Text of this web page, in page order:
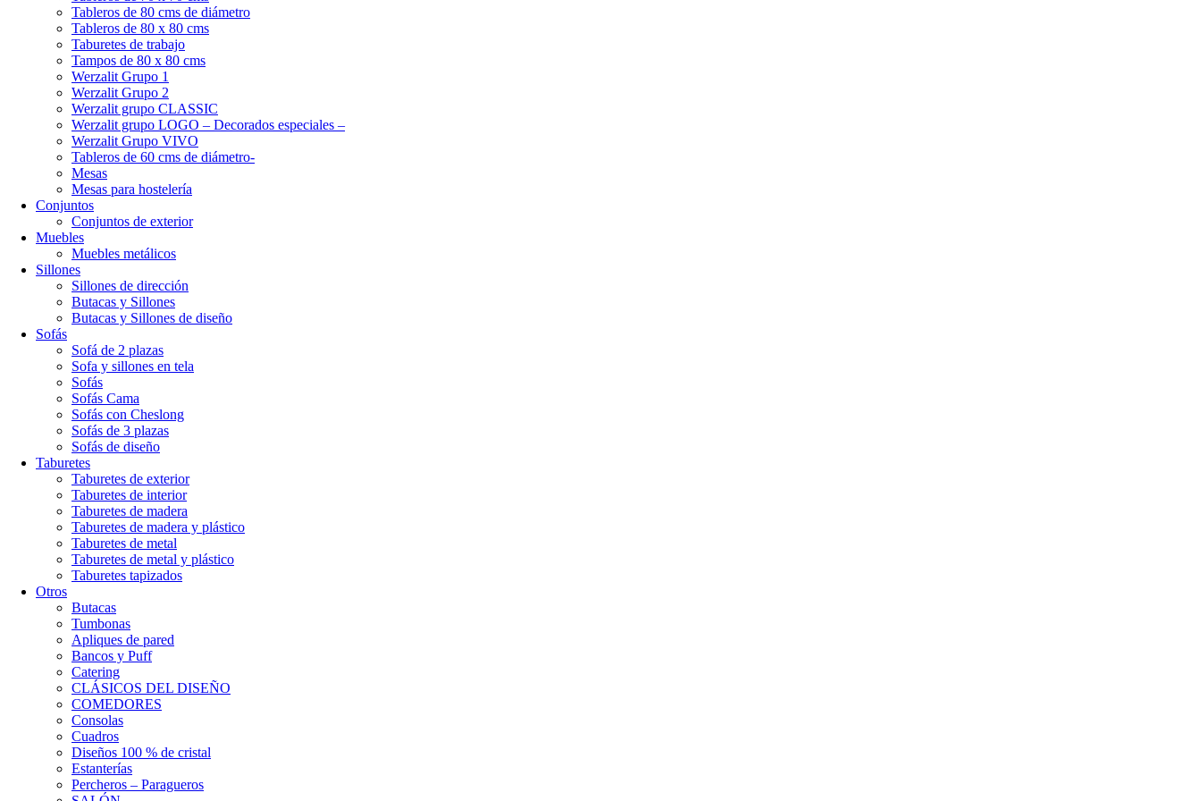
Tableros de 80 cms de diámetro
Tableros de 80 x 80 cms
Taburetes de trabajo
Tampos de 80 x 80 cms
Werzalit Grupo 1
Werzalit Grupo 2
Werzalit grupo CLASSIC
Werzalit grupo LOGO – Decorados especiales –
Werzalit Grupo VIVO
Tableros de 60 cms de diámetro-
Mesas
Mesas para hostelería
Conjuntos
Conjuntos de exterior
Muebles
Muebles metálicos
Sillones
Sillones de dirección
Butacas y Sillones
Butacas y Sillones de diseño
Sofás
Sofá de 2 plazas
Sofa y sillones en tela
Sofás
Sofás Cama
Sofás con Cheslong
Sofás de 3 plazas
Sofás de diseño
Taburetes
Taburetes de exterior
Taburetes de interior
Taburetes de madera
Taburetes de madera y plástico
Taburetes de metal
Taburetes de metal y plástico
Taburetes tapizados
Otros
Butacas
Tumbonas
Apliques de pared
Bancos y Puff
Catering
CLÁSICOS DEL DISEÑO
COMEDORES
Consolas
Cuadros
Diseños 100 % de cristal
Estanterías
Percheros – Paragueros